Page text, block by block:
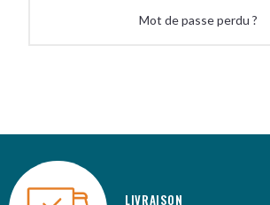
e
Mot de passe perdu ?
LIVRAISON